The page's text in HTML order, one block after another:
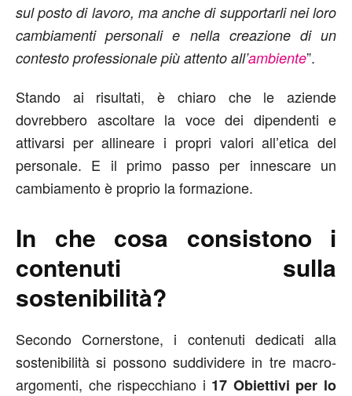
sul posto di lavoro, ma anche di supportarli nei loro
cambiamenti personali e nella creazione di un
contesto professionale più attento all’ambiente”.
Stando ai risultati, è chiaro che le aziende
dovrebbero ascoltare la voce dei dipendenti e
attivarsi per allineare i propri valori all’etica del
personale. E il primo passo per innescare un
cambiamento è proprio la formazione.
In che cosa consistono i
contenuti sulla
sostenibilità?
Secondo Cornerstone, i contenuti dedicati alla
sostenibilità si possono suddividere in tre macro-
argomenti, che rispecchiano i 17 Obiettivi per lo